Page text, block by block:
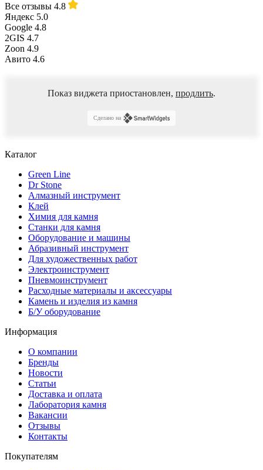
Все отзывы 4.8
Яндекс 5.0
Google 4.8
2GIS 4.7
Zoon 4.9
Авито 4.6
Показ виджета приостановлен, продлить.
Сделано на
Каталог
Green Line
Dr Stone
Алмазный инструмент
Клей
Химия для камня
Станки для камня
Оборудование и машины
Абразивный инструмент
Для художественных работ
Электроинструмент
Пневмоинструмент
Расходные материалы и аксессуары
Камень и изделия из камня
Б/У оборудование
Информация
О компании
Бренды
Новости
Статьи
Доставка и оплата
Лаборатория камня
Вакансии
Отзывы
Контакты
Покупателям